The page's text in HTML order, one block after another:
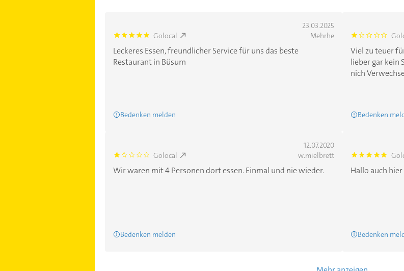
23.03.2025
5.0 Golocal Mehrhe
Leckeres Essen, freundlicher Service für uns das beste
Restaurant in Büsum
Bedenken melden
1.0
Viel zu teuer
lieber gar kein
nich
Bedenken
12.07.2020
1.0 Golocal w.mielbrett
Wir waren mit 4 Personen dort essen. Einmal und nie wieder.
Bedenken melden
5.0
Hallo auch
Bedenken